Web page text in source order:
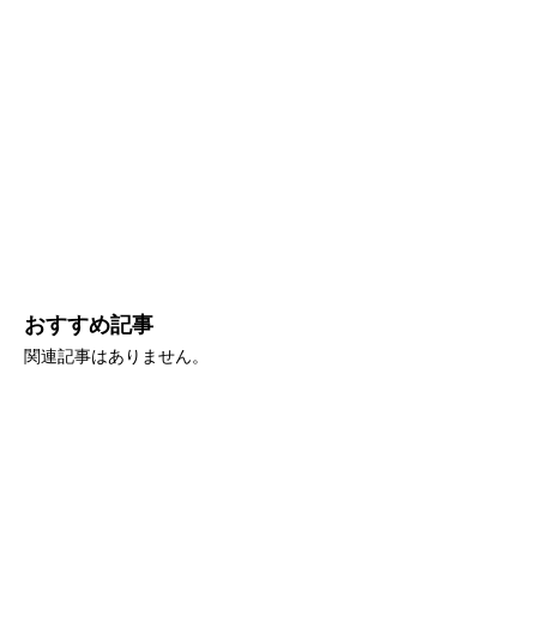
おすすめ記事
関連記事はありません。